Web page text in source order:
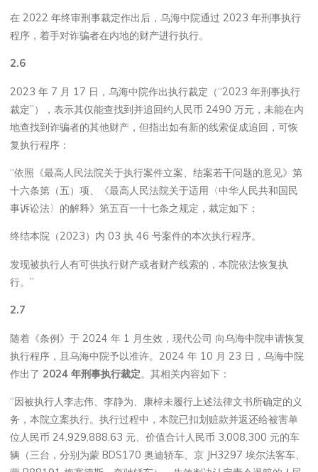
在 2022 年终审刑事裁定作出后，乌海中院通过 2023 年刑事执行
程序，着手对诈骗者在内地的财产进行执行。
2.6
2023 年 7 月 17 日，乌海中院作出执行裁定（“2023 年刑事执行
裁定”），表示其仅能查找到并追回约人民币 2490 万元，未能在内
地查找到诈骗者的其他财产，但指出如有新的线索促成追回，可恢
复执行程序：
“依照《最高人民法院关于执行案件立案、结案若干问题的意见》第
十六条第（五）项、《最高人民法院关于适用〈中华人民共和国民
事诉讼法〉的解释》第五百一十七条之规定，裁定如下：
终结本院（2023）内 03 执 46 号案件的本次执行程序。
发现被执行人有可供执行财产或者财产线索的，本院依法恢复执
行。”
2.7
随着《条例》于 2024 年 1 月生效，现代公司 向乌海中院申请恢复
执行程序，且乌海中院予以准许。2024 年 10 月 23 日，乌海中院
作出了 2024年刑事执行裁定。其相关内容如下：
“因被执行人李志伟、李静为、康棹未履行上述法律文书所确定的义
务，本院立案执行。执行过程中，本院已扣划赃款并返还给被害单
位人民币 24,929,888.63 元、价值合计人民币 3,008,300 元的车
辆（三台，分别为蒙 BDS170 奥迪轿车、京 JH3297 埃尔法客车、